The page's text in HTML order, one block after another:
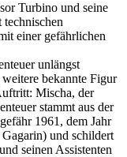
Turbino und seine
einer gefährlichen
unlängst
bekannte Figur
Mischa, der
stammt aus der
1961, dem Jahr
und schildert
seinen Assistenten